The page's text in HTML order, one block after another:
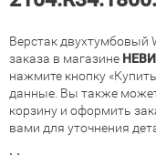
Верстак двухтумбовый
заказа в магазине
нажмите кнопку
данные. Вы также
корзину и оформить
вами для уточнения